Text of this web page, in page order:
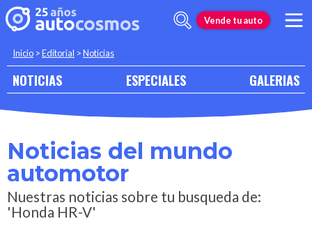
Vende tu auto
Inicio >Editorial >Noticias
NOTICIAS ESPECIALES GALERIAS
Noticias del mundo
automotor
Nuestras noticias sobre tu busqueda de:
'Honda HR-V'